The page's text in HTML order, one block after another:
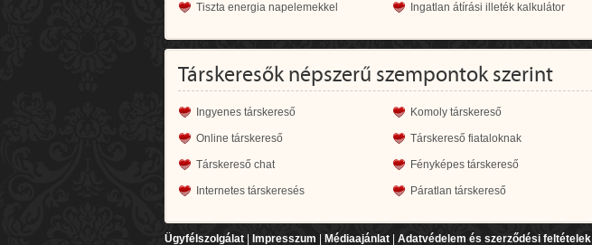
Tiszta energia napelemekkel Ingatlan átírási illeték kalkulátor
Társkeresők népszerű szempontok szerint
Ingyenes társkereső Komoly társkereső
Online társkereső Társkereső fiataloknak
Társkereső chat Fényképes társkereső
Internetes társkeresés Páratlan társkereső
Ügyfélszolgálat Impresszum Médiaajánlat Adatvédelem és szerződési feltételek